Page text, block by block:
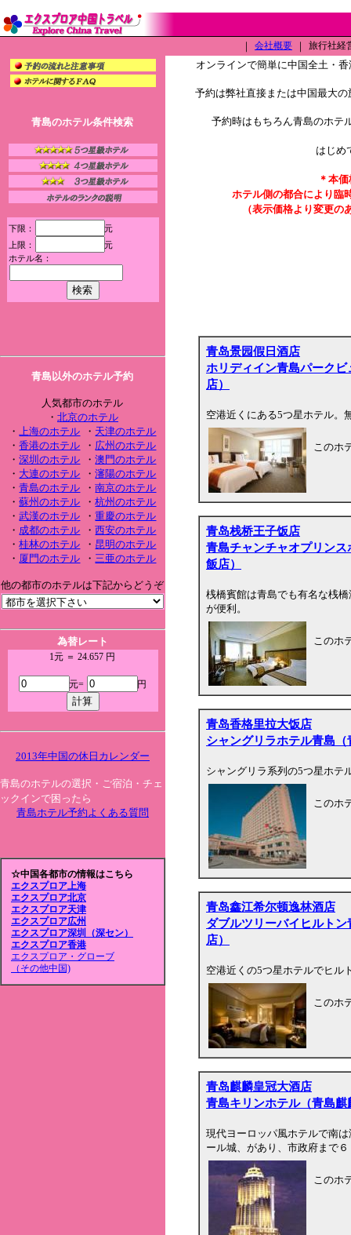
｜ 会社概要 ｜ 旅行社経
青島のホテル条件検索
下限：
元
上限：
元
ホテル名：
青島以外のホテル予約
人気都市のホテル
・ 北京のホテル
・上海のホテル ・ 天津のホテル
・香港のホテル ・ 広州のホテル
・深圳のホテル ・澳門のホテル
・ 大連のホテル ・瀋陽のホテル
・青島のホテル ・南京のホテル
・蘇州のホテル ・杭州のホテル
・武漢のホテル ・重慶のホテル
・ 成都のホテル ・西安のホテル
・桂林のホテル ・ 昆明のホテル
・ 厦門のホテル ・三亜のホテル
他の都市のホテルは下記からどうぞ
為替レート
1元 ＝ 24.657 円
元= 円
2013年中国の休日カレンダー
青島のホテルの選択・ご宿泊・チェ
ックインで困ったら
青島ホテル予約よくある質問
☆中国各都市の情報はこちら
エクスプロア上海
エクスプロア北京
エクスプロア天津
エクスプロア広州
エクスプロア深圳（深セン）
エクスプロア香港
エクスプロア・グローブ
（その他中国)
オンラインで簡単に中国全土・
予約は弊社直接または中国最大
予約時はもちろん青島のホテ
はじめ
＊本
ホテル側の都合により臨
（表示価格より変更
青岛景园假日酒店
ホリディイン青島パーク
店）
空港近くにある5つ星ホテル。
このホ
青岛栈桥王子饭店
青島チャンチャオプリン
飯店）
桟橋賓館は青島でも有名な桟
が便利。
このホ
青岛香格里拉大饭店
シャングリラホテル青島
シャングリラ系列の5つ星ホテ
このホ
青岛鑫江希尔顿逸林酒店
ダブルツリーバイヒルト
店）
空港近くの5つ星ホテルでヒル
このホ
青岛麒麟皇冠大酒店
青島キリンホテル（青島
現代ヨーロッパ風ホテルで南
ール城、があり、市政府まで
このホ